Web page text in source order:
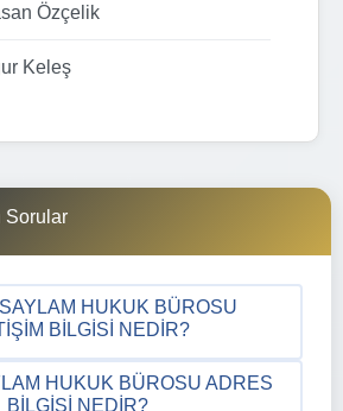
Özçelik
Keleş
Sorular
HUKUK BÜROSU
BILGISI NEDIR?
HUKUK BÜROSU ADRES
BILGISI NEDIR?